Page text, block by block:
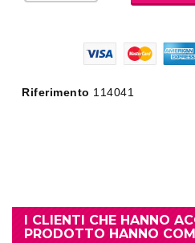
Riferimento 114041
I CLIENTI CHE HANNO
PRODOTTO HANNO